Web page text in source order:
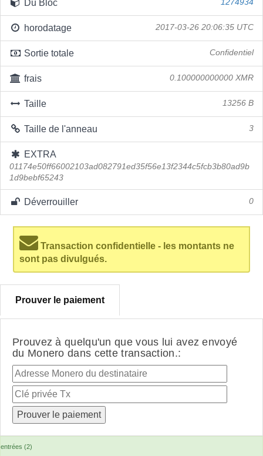
Du Bloc 1274934
horodatage 2017-03-26 20:06:35 UTC
Sortie totale Confidentiel
frais 0.100000000000 XMR
Taille 13256 B
Taille de l'anneau 3
EXTRA
01174e50ff66002103ad082791ed35f56e13f2344c5fcb3b80ad9b
1d9bebf65243
Déverrouiller 0
Transaction confidentielle - les montants ne
sont pas divulgués.
Prouver le paiement
Prouvez à quelqu'un que vous lui avez envoyé
du Monero dans cette transaction.:
entrées (2)